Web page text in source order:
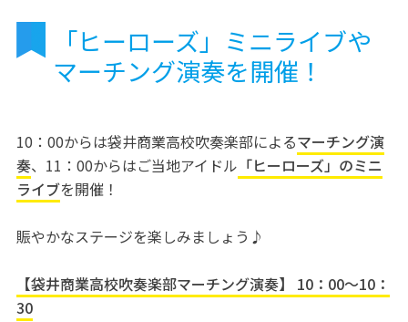
「ヒーローズ」ミニライブや
マーチング演奏を開催！
10：00からは袋井商業高校吹奏楽部によるマーチング演
奏、11：00からはご当地アイドル 「ヒーローズ」のミニ
ライブを開催！
賑やかなステージを楽しみましょう♪
【袋井商業高校吹奏楽部マーチング演奏】 10：00〜10：
30